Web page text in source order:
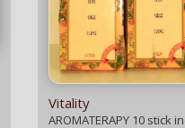
Vitality
AROMATERAPY 10 stick